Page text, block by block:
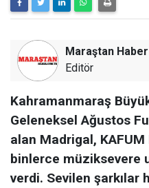
Maraştan Haber
Editör
Kahramanmaraş
Geleneksel Ağustos
alan Madrigal, KAFUM
binlerce müziksevere
verdi. Sevilen şarkılar